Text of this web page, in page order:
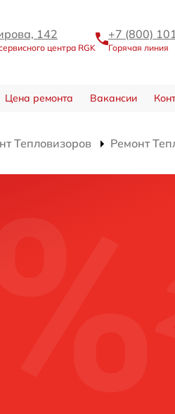
142
центра RGK
+7 (800)
Горячая линия
Цена ремонта Вакансии
Тепловизоров Ремонт